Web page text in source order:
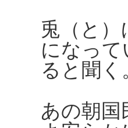
兎（と）
になっ
ると聞く
あの朝国